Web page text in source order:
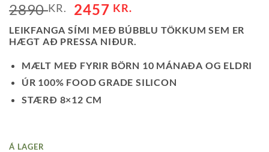
2890KR. 2457 KR.
LEIKFANGA SÍMI MEÐ BÚBBLU TÖKKUM SEM ER
HÆGT AÐ PRESSA NIÐUR.
MÆLT MEÐ FYRIR BÖRN 10 MÁNAÐA OG ELDRI
ÚR 100% FOOD GRADE SILICON
STÆRÐ 8×12 CM
Á LAGER